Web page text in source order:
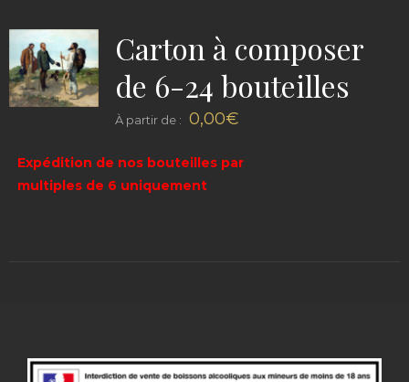
Carton à composer
de 6-24 bouteilles
À partir de : 0,00€
Expédition de nos bouteilles par
multiples de 6 uniquement